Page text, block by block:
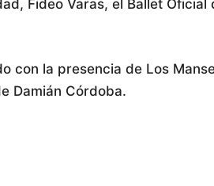
Fideo Varas, el Ballet Oficial
con la presencia de Los
Damián Córdoba.